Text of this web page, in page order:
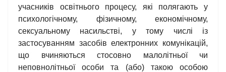
учасників освітнього процесу, які полягають у
психологічному, фізичному, економічному,
сексуальному насильстві, у тому числі із
застосуванням засобів електронних комунікацій,
що вчиняються стосовно малолітньої чи
неповнолітньої особи та (або) такою особою